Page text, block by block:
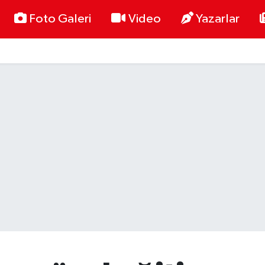
Foto Galeri Video Yazarlar